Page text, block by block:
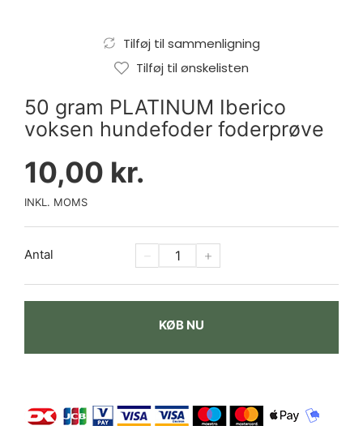
Tilføj til sammenligning
Tilføj til ønskelisten
50 gram PLATINUM Iberico
voksen hundefoder foderprøve
10,00 kr.
INKL. MOMS
Antal
KØB NU